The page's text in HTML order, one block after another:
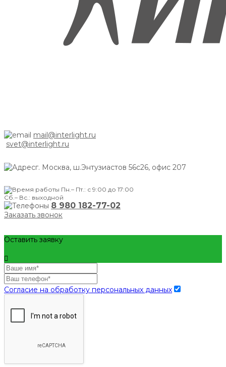
mail@interlight.ru
svet@interlight.ru
г. Москва, ш.Энтузиастов 56с26, офис 207
Пн.– Пт.: с 9:00 до 17:00
Сб.– Вс.: выходной
8 980 182-77-02
Заказать звонок
Оставить заявку
Согласие на обработку персональных данных